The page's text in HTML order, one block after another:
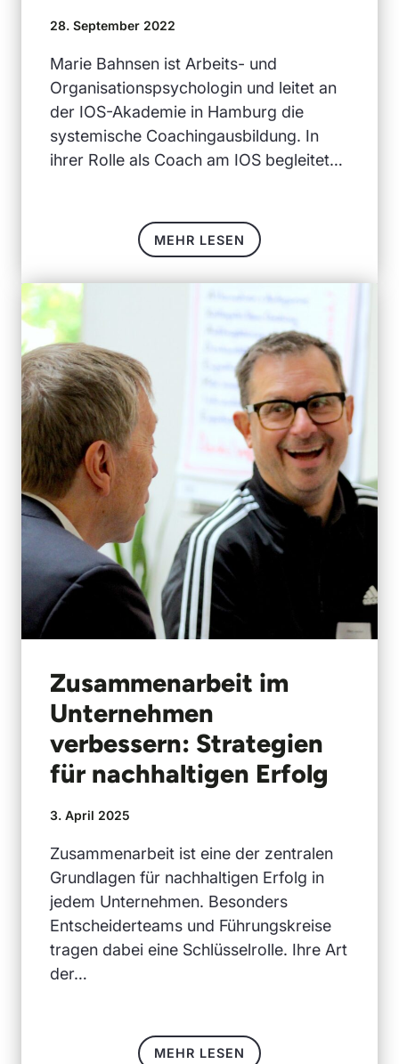
28. September 2022
Marie Bahnsen ist Arbeits- und
Organisationspsychologin und leitet an
der IOS-Akademie in Hamburg die
systemische Coachingausbildung. In
ihrer Rolle als Coach am IOS begleitet…
MEHR LESEN
Zusammenarbeit im
Unternehmen
verbessern: Strategien
für nachhaltigen Erfolg
3. April 2025
Zusammenarbeit ist eine der zentralen
Grundlagen für nachhaltigen Erfolg in
jedem Unternehmen. Besonders
Entscheiderteams und Führungskreise
tragen dabei eine Schlüsselrolle. Ihre Art
der…
MEHR LESEN